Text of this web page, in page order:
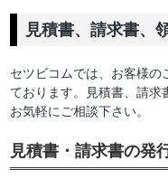
見積書、請求書、
セツビコムでは、お客様の
ております。見積書、請求
お気軽にご相談下さい。
見積書・請求書の発